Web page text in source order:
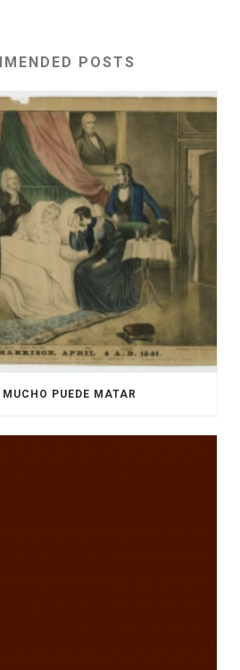
POSTS
PUEDE MATAR